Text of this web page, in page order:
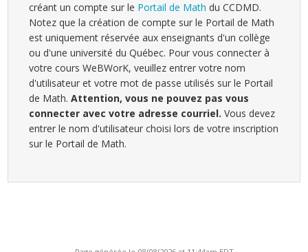
créant un compte sur le Portail de Math du CCDMD.
Notez que la création de compte sur le Portail de Math
est uniquement réservée aux enseignants d'un collège
ou d'une université du Québec. Pour vous connecter à
votre cours WeBWorK, veuillez entrer votre nom
d'utilisateur et votre mot de passe utilisés sur le Portail
de Math.Attention, vous ne pouvez pas vous
connecter avec votre adresse courriel. Vous devez
entrer le nom d'utilisateur choisi lors de votre inscription
sur le Portail de Math.